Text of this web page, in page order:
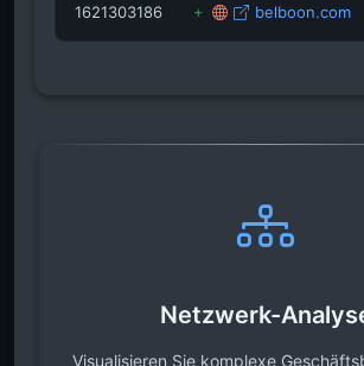
1621303186 belboon.com
Netzwerk-
Visualisieren Sie komplexe